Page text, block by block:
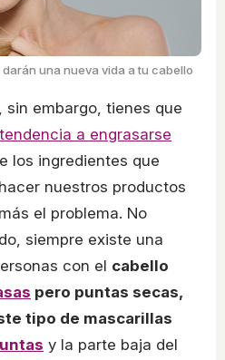
una nueva vida a tu cabello
sin embargo, tienes que
tendencia a engrasarse
los ingredientes que
nuestros productos
el problema. No
siempre existe una
con el cabello
pero puntas secas,
tipo de mascarillas
y la parte baja del